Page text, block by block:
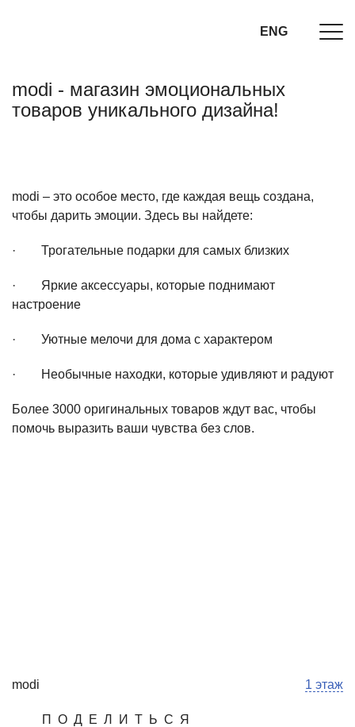
ENG
modi - магазин эмоциональных
товаров уникального дизайна!
modi 1 этаж
ПОДЕЛИТЬСЯ
modi – это особое место, где каждая вещь создана,
чтобы дарить эмоции. Здесь вы найдете:
· Трогательные подарки для самых близких
· Яркие аксессуары, которые поднимают
настроение
· Уютные мелочи для дома с характером
· Необычные находки, которые удивляют и радуют
Более 3000 оригинальных товаров ждут вас, чтобы
помочь выразить ваши чувства без слов.